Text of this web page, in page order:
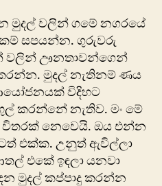
මුදල් වලින් ගමේ නග‍රයේ
සපයන්න. ගුරුවරු
වලින් ඌනතාවන්ගෙන්
මුදල් නැතිනම් ණය
විදිහට
කරන්නේ නැතිව. මං මේ
නෙවෙයි. ඔය එන්න
එක්ක. උනුත් ඇවිල්ලා
එකේ ඉඳලා යනවා
මුදල් කප්පාදු කරන්න